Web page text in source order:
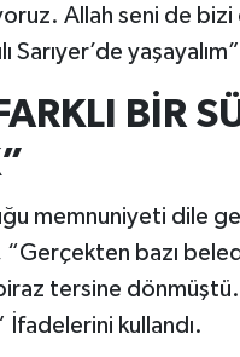
Allah seni de
Sarıyer’de
BİR
memnuniyeti dile
bazı
tersine
İfadelerini kullandı.